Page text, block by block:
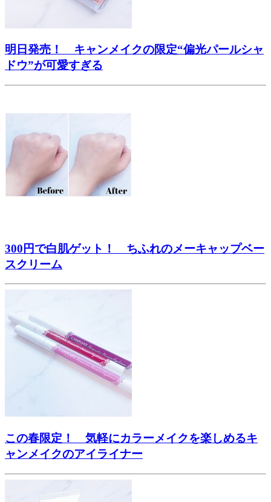
明日発売！ キャンメイクの限定“偏光パールシャ
ドウ”が可愛すぎる
300円で白肌ゲット！ ちふれのメーキャップベー
スクリーム
この春限定！ 気軽にカラーメイクを楽しめるキ
ャンメイクのアイライナー